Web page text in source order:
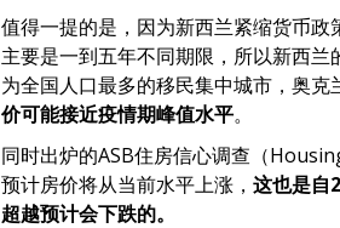
值得一提的是，因为新西兰紧缩货币
主要是一到五年不同期限，所以新西
为全国人口最多的移民集中城市，奥克
价可能接近疫情期峰值水平。
同时出炉的ASB住房信心调查（
预计房价将从当前水平上涨， 这也是自
超越预计会下跌的。